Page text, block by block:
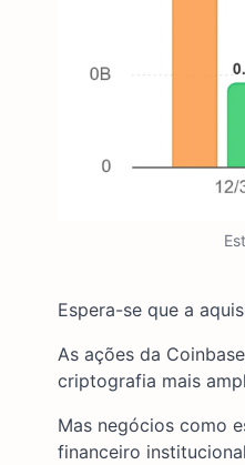
Espera-se que a
As ações da
criptografia mais
Mas negócios como
financeiro